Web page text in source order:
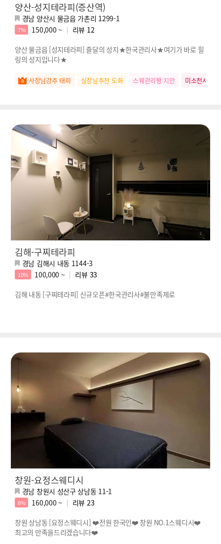
양산-성지테라피(증산역)
경남 양산시 물금읍 가촌리 1299-1
7% 150,000 ~ 리뷰 12
양산 물금읍 [성지테라피] 즐달의 성지★한국관리사★여기가 바로 힐
링의 성지입니다★
사장님강추 태희 실장님추천 도화 스웨관리짱 지안 미소천사 유리
김해-구찌테라피
경남 김해시 내동 1144-3
10% 100,000 ~ 리뷰 33
김해 내동 [구찌테라피] 신규오픈#한국관리사#불만족제로
창원-요정스웨디시
경남 창원시 성산구 상남동 11-1
6% 160,000 ~ 리뷰 23
창원 상남동 [요정스웨디시] ❤️전원 한국인❤️ 창원 NO.1스웨디시❤️
최고의 만족을드리겠습니다❤️